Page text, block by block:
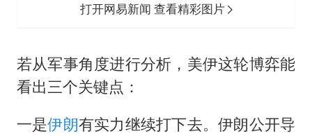
打开网易新闻 查看精彩图片
若从军事角度进行分析，美伊这轮博弈能
看出三个关键点：
一是伊朗有实力继续打下去。伊朗公开导